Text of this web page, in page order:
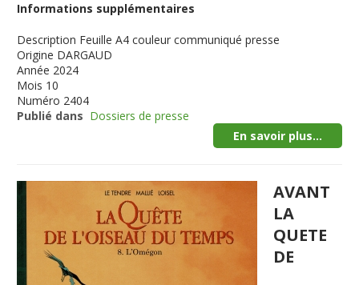
Informations supplémentaires
Description Feuille A4 couleur communiqué presse
Origine DARGAUD
Année 2024
Mois 10
Numéro 2404
Publié dans Dossiers de presse
En savoir plus...
AVANT
LA
QUETE
DE